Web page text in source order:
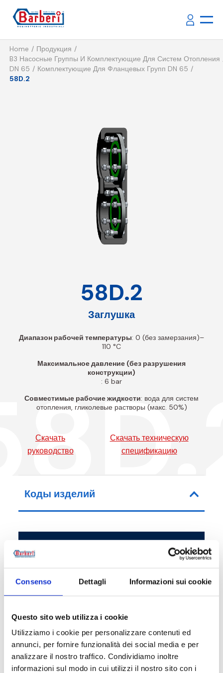
Consenso Dettagli Informazioni sui cookie
Questo sito web utilizza i cookie
Utilizziamo i cookie per personalizzare contenuti ed
annunci, per fornire funzionalità dei social media e per
analizzare il nostro traffico. Condividiamo inoltre
informazioni sul modo in cui utilizzi il nostro sito con i
Home
Продукция
B3 Насосные Группы И Комплектующие Для Систем Отопления
DN 65
Комплектующие Для Фланцевых Групп DN 65
58D.2
58D.2
Заглушка
Диапазон рабочей температуры: 0 (без замерзания)–
110 °C
Максимальное давление (без разрушения
конструкции)
: 6 bar
Совместимые рабочие жидкости: вода для систем
отопления, гликолевые растворы (макс. 50%)
Скачать
руководство
Скачать техническую
спецификацию
Коды изделий
Соединительные
58D1500002 DN 150 PN 16
Описание